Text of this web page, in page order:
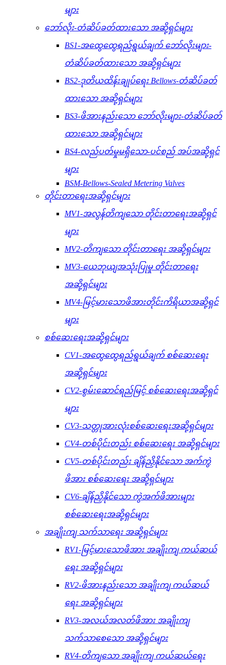
များ
ဘော်လိုး-တံဆိပ်ခတ်ထားသော အဆို့ရှင်များ
BS1-အထွေထွေရည်ရွယ်ချက် ဘော်လိုးများ-
တံဆိပ်ခတ်ထားသော အဆို့ရှင်များ
BS2-ဒုတိယထိန်းချုပ်ရေး Bellows-တံဆိပ်ခတ်
ထားသော အဆို့ရှင်များ
BS3-ဖိအားနည်းသော ဘော်လိုးများ-တံဆိပ်ခတ်
ထားသော အဆို့ရှင်များ
BS4-လည်ပတ်မှုမရှိသော-ပင်စည် အပ်အဆို့ရှင်
များ
BSM-Bellows-Sealed Metering Valves
တိုင်းတာရေးအဆို့ရှင်များ
MV1-အလွန်တိကျသော တိုင်းတာရေးအဆို့ရှင်
များ
MV2-တိကျသော တိုင်းတာရေး အဆို့ရှင်များ
MV3-ယေဘုယျအသုံးပြုမှု တိုင်းတာရေး
အဆို့ရှင်များ
MV4-မြင့်မားသောဖိအားတိုင်းကိရိယာအဆို့ရှင်
များ
စစ်ဆေးရေးအဆို့ရှင်များ
CV1-အထွေထွေရည်ရွယ်ချက် စစ်ဆေးရေး
အဆို့ရှင်များ
CV2-စွမ်းဆောင်ရည်မြင့် စစ်ဆေးရေးအဆို့ရှင်
များ
CV3-သတ္တုအားလုံးစစ်ဆေးရေးအဆို့ရှင်များ
CV4-တစ်ပိုင်းတည်း စစ်ဆေးရေး အဆို့ရှင်များ
CV5-တစ်ပိုင်းတည်း ချိန်ညှိနိုင်သော အက်ကွဲ
ဖိအား စစ်ဆေးရေး အဆို့ရှင်များ
CV6-ချိန်ညှိနိုင်သော ကွဲအက်ဖိအားများ
စစ်ဆေးရေးအဆို့ရှင်များ
အချိုးကျ သက်သာရေး အဆို့ရှင်များ
RV1-မြင့်မားသောဖိအား အချိုးကျ ကယ်ဆယ်
ရေး အဆို့ရှင်များ
RV2-ဖိအားနည်းသော အချိုးကျ ကယ်ဆယ်
ရေး အဆို့ရှင်များ
RV3-အလယ်အလတ်ဖိအား အချိုးကျ
သက်သာစေသော အဆို့ရှင်များ
RV4-တိကျသော အချိုးကျ ကယ်ဆယ်ရေး